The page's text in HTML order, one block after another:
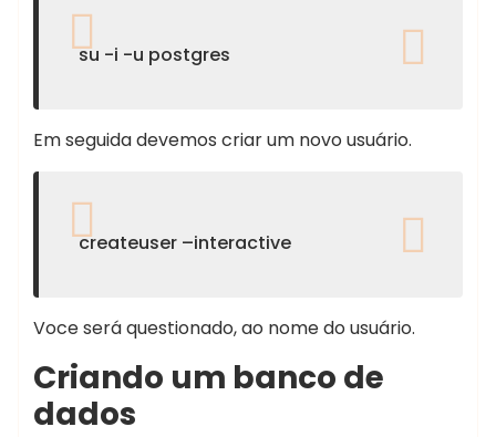
su -i -u postgres
Em seguida devemos criar um novo usuário.
createuser –interactive
Voce será questionado, ao nome do usuário.
Criando um banco de
dados